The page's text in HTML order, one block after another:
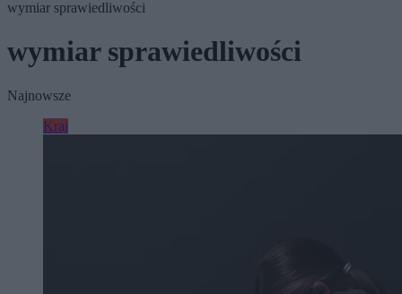
wymiar sprawiedliwości
wymiar sprawiedliwości
Najnowsze
Kraj